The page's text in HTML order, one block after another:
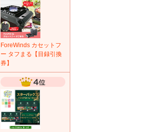
ForeWinds カセットフ
ー タフまる【目録引換
券】